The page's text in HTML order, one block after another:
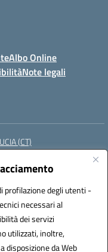
profilazione degli utenti -
necessari al
dei servizi
utilizzati, inoltre,
da Web
Albo Online
Note legali
(CT)
(IPA): istsc_ctic8bc002